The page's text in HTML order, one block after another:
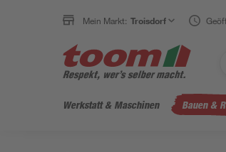
Mein Markt: Troisdorf
Werkstatt & Maschinen Bauen &